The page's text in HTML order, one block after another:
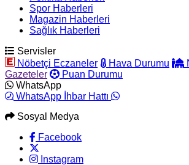
Spor Haberleri
Magazin Haberleri
Sağlık Haberleri
Servisler
Nöbetçi Eczaneler
Hava Durumu
Gazeteler
Puan Durumu
WhatsApp
WhatsApp İhbar Hattı
Sosyal Medya
Facebook
Instagram